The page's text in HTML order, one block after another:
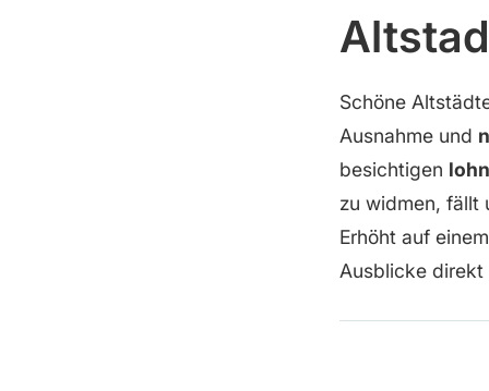
Schöne
Ausnahme und
besichtigen
zu widmen, fällt
Erhöht auf
Ausblicke direkt